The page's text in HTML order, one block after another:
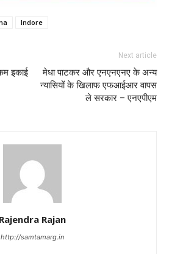
Indore
इकाई
Next article
मेधा पाटकर और एनएनएनए के अन्य
न्यासियों के खिलाफ एफआईआर वापस
ले सरकार – एनएपीएम
Rajendra Rajan
http://samtamarg.in